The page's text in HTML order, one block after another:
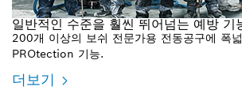
일반적인 수준을 훨씬 뛰어넘는 예방 기
200개 이상의 보쉬 전문가용 전동공구에 폭
PROtection 기능.
더보기